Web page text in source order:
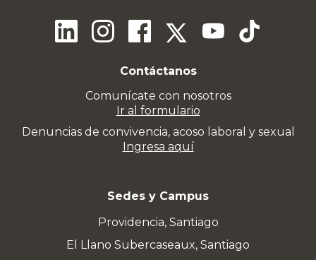
Contáctanos
Comunícate con nosotros
Ir al formulario
Denuncias de convivencia, acoso laboral y sexual
Ingresa aquí
Sedes y Campus
Providencia, Santiago
El Llano Subercaseaux, Santiago